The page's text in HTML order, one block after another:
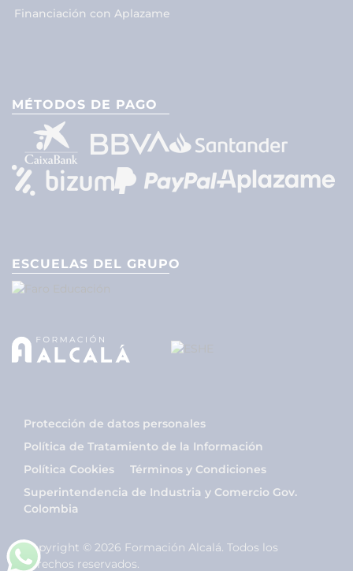
Financiación con Aplazame
MÉTODOS DE PAGO
ESCUELAS DEL GRUPO
Protección de datos personales
Política de Tratamiento de la Información
Política Cookies
Términos y Condiciones
Superintendencia de Industria y Comercio Gov.
Colombia
Copyright © 2026 Formación Alcalá. Todos los
derechos reservados.